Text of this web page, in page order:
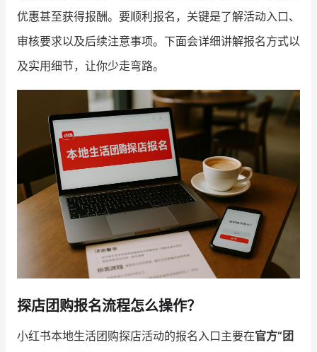
新零售资讯
培训课程
增长俱乐部
增长俱乐部 有赞商盟
商家社区 社群交流
合作共进
认证代理商
认证服务商 设计服务商
有赞云 数据通服务
优惠甚至获得报酬。要顺利报名，关键是了解活动入口、
审核要求以及后续注意事项。下面会详细讲解报名方式以
及实用细节，让你少走弯路。
探店团购报名流程怎么操作？
小红书本地生活团购探店活动的报名入口主要在官方“团